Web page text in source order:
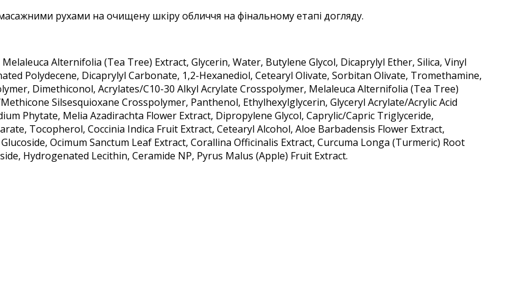
масажними рухами на очищену шкіру обличчя на фінальному етапі догляду.
Alternifolia (Tea Tree) Extract, Glycerin, Water, Butylene Glycol, Dicaprylyl Ether, Silica, Vinyl
Polydecene, Dicaprylyl Carbonate, 1,2-Hexanediol, Cetearyl Olivate, Sorbitan Olivate, Tromethamine,
Dimethiconol, Acrylates/C10-30 Alkyl Acrylate Crosspolymer, Melaleuca Alternifolia (Tea Tree)
Silsesquioxane Crosspolymer, Panthenol, Ethylhexylglycerin, Glyceryl Acrylate/Acrylic Acid
Phytate, Melia Azadirachta Flower Extract, Dipropylene Glycol, Caprylic/Capric Triglyceride,
Tocopherol, Coccinia Indica Fruit Extract, Cetearyl Alcohol, Aloe Barbadensis Flower Extract,
Ocimum Sanctum Leaf Extract, Corallina Officinalis Extract, Curcuma Longa (Turmeric) Root
Hydrogenated Lecithin, Ceramide NP, Pyrus Malus (Apple) Fruit Extract.